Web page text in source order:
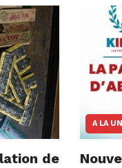
de
A LA